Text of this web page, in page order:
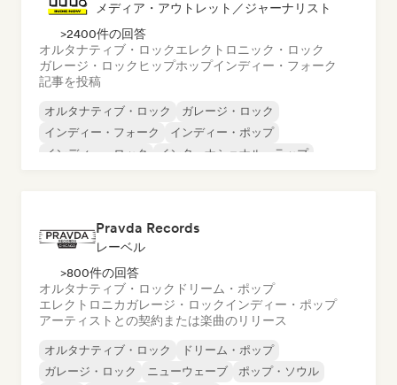
メディア・アウトレット／ジャーナリスト
>2400件の回答
オルタナティブ・ロックエレクトロニック・ロック
ガレージ・ロック ヒップホップインディー・フォーク
記事を投稿
オルタナティブ・ロック
ガレージ・ロック
インディー・フォーク
インディー・ポップ
インディー・ロック
インターナショナル・ラップ
Pravda Records
レーベル
>800件の回答
オルタナティブ・ロック ドリーム・ポップ
エレクトロニカガレージ・ロックインディー・ポップ
アーティストとの契約または楽曲のリリース
オルタナティブ・ロック
ドリーム・ポップ
ガレージ・ロック
ニューウェーブ
ポップ・ソウル